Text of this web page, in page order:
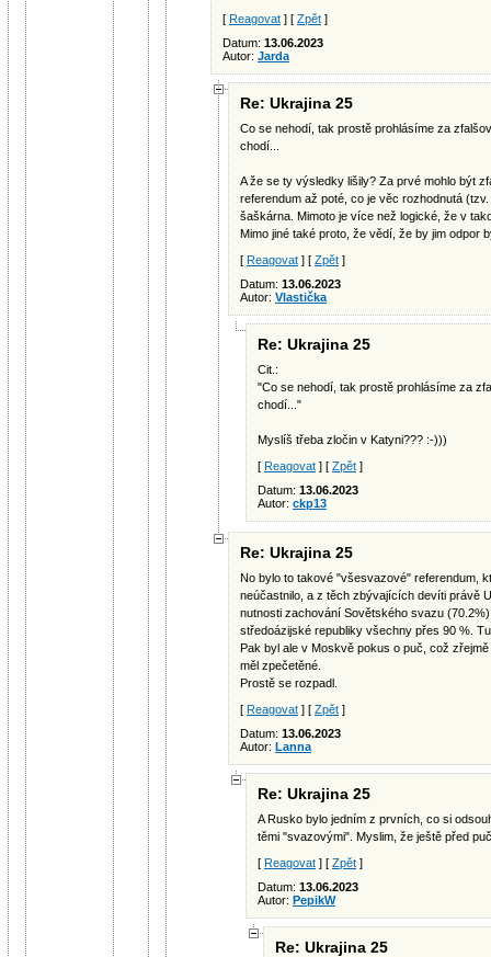
[ Reagovat ] [ Zpět ]
Datum: 13.06.2023
Autor: Jarda
Re: Ukrajina 25
Co se nehodí, tak prostě prohlásíme za
chodí...
A že se ty výsledky lišily? Za prvé mohlo být
referendum až poté, co je věc rozhodnutá
šaškárna. Mimoto je více než logické, že v
Mimo jiné také proto, že vědí, že by jim odpor
[ Reagovat ] [ Zpět ]
Datum: 13.06.2023
Autor: Vlastička
Re: Ukrajina 25
Cit.:
"Co se nehodí, tak prostě prohlásíme za
chodí..."
Myslíš třeba zločin v Katyni??? :-)))
[ Reagovat ] [ Zpět ]
Datum: 13.06.2023
Autor: ckp13
Re: Ukrajina 25
No bylo to takové "všesvazové" referendum,
neúčastnilo, a z těch zbývajících devíti právě
nutnosti zachování Sovětského svazu
středoázijské republiky všechny přes 90 %.
Pak byl ale v Moskvě pokus o puč, což
měl zpečetěné.
Prostě se rozpadl.
[ Reagovat ] [ Zpět ]
Datum: 13.06.2023
Autor: Lanna
Re: Ukrajina 25
A Rusko bylo jedním z prvních, co si
těmi "svazovými". Myslim, že ještě před
[ Reagovat ] [ Zpět ]
Datum: 13.06.2023
Autor: PepikW
Re: Ukrajina 25